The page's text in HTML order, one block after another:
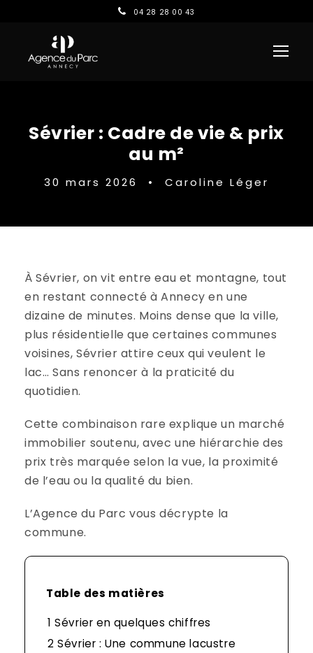
04 28 28 00 43
Sévrier : Cadre de vie & prix
au m²
30 mars 2026 • Caroline Léger
À Sévrier, on vit entre eau et montagne, tout
en restant connecté à Annecy en une
dizaine de minutes. Moins dense que la ville,
plus résidentielle que certaines communes
voisines, Sévrier attire ceux qui veulent le
lac… Sans renoncer à la praticité du
quotidien.
Cette combinaison rare explique un marché
immobilier soutenu, avec une hiérarchie des
prix très marquée selon la vue, la proximité
de l’eau ou la qualité du bien.
L’Agence du Parc vous décrypte la
commune.
Table des matières
1 Sévrier en quelques chiffres
2 Sévrier : Une commune lacustre